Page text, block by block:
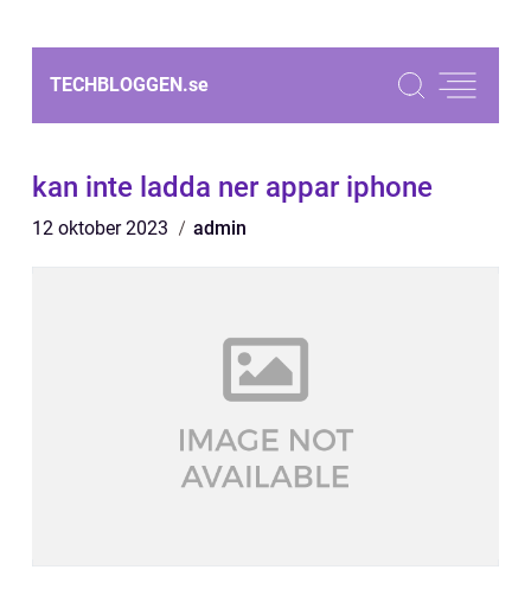
TECHBLOGGEN.se
kan inte ladda ner appar iphone
12 oktober 2023 admin